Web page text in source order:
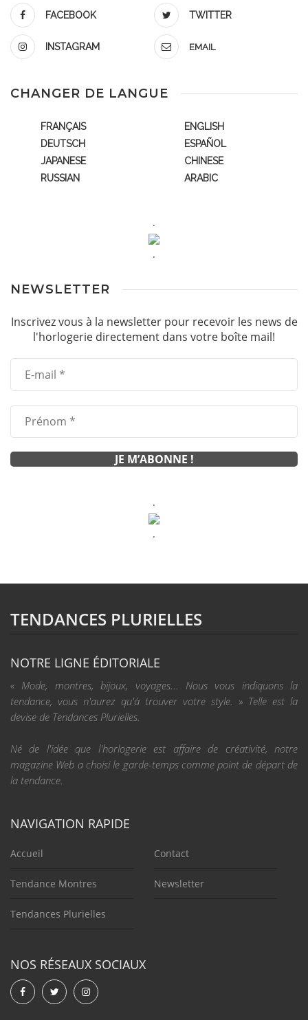
FACEBOOK TWITTER
INSTAGRAM EMAIL
CHANGER DE LANGUE
FRANÇAIS
ENGLISH
DEUTSCH
ESPAÑOL
JAPANESE
CHINESE
RUSSIAN
ARABIC
.
.
NEWSLETTER
Inscrivez vous à la newsletter pour recevoir les news de
l'horlogerie directement dans votre boîte mail!
.
.
TENDANCES PLURIELLES
NOTRE LIGNE ÉDITORIALE
« Mode, montres, bijoux, voyages... Nous vous indiquons la
tendance, vous n'aurez qu'à trouver votre style. » Telle est la
devise de Tendances Plurielles.
Né de l'idée que l'horlogerie est affaire de créativité, notre
magazine Web a choisi le garde-temps comme point de départ de
la tendance.
NAVIGATION RAPIDE
Accueil
Tendance Montres
Tendances Plurielles
Contact
Newsletter
NOS RÉSEAUX SOCIAUX